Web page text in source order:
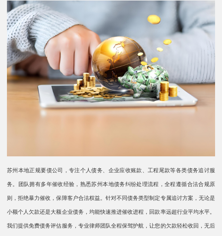
苏州本地正规要债公司，专注个人债务、企业应收账款、工程尾款等各类债务追讨服
务。团队拥有多年催收经验，熟悉苏州本地债务纠纷处理流程，全程遵循合法合规原
则，拒绝暴力催收，保障客户合法权益。针对不同债务类型制定专属追讨方案，无论是
小额个人欠款还是大额企业债务，均能快速推进催收进程，回款率远超行业平均水平。
我们提供免费债务评估服务，专业律师团队全程保驾护航，让您的欠款轻松收回，无后